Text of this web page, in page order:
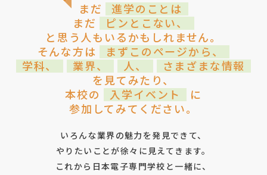
まだ
進学のことは
まだ
ピンとこない、
と思う人もいるかもしれません。
そんな方は
まずこのページから、
学科、
業界、 人、
さまざまな情報
を見てみたり、
本校の
入学イベント
に
参加してみてください。
いろんな業界の魅力を発見できて、
やりたいことが徐々に見えてきます。
これから日本電子専門学校と一緒に、